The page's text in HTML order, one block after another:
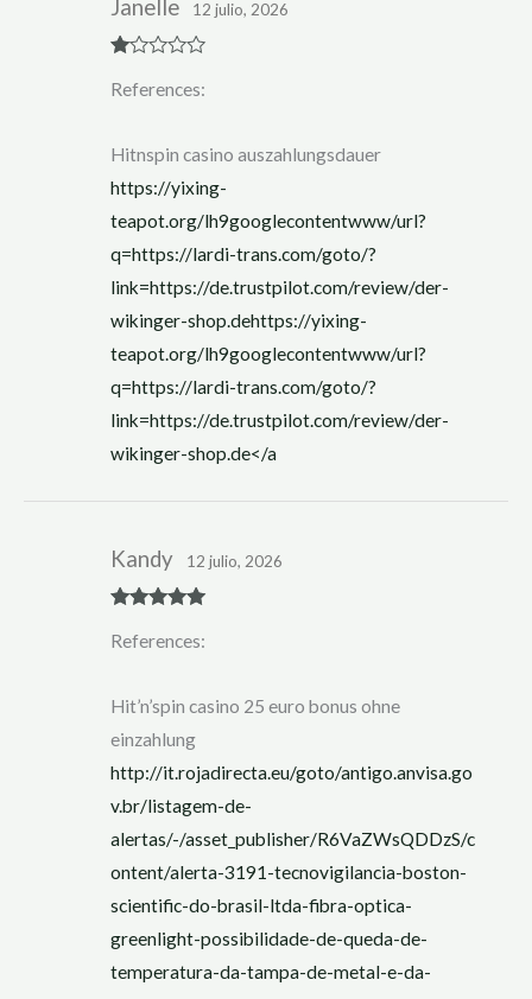
at
t
of
5
Janelle 12 julio, 2026
References:
Hitnspin casino auszahlungsdauer
https://yixing-
teapot.org/lh9googlecontentwww/url?
q=https://lardi-trans.com/goto/?
link=https://de.trustpilot.com/review/der-
wikinger-shop.dehttps://yixing-
teapot.org/lh9googlecontentwww/url?
q=https://lardi-trans.com/goto/?
link=https://de.trustpilot.com/review/der-
wikinger-shop.de</a
of 5
Kandy 12 julio, 2026
References:
Hit’n’spin casino 25 euro bonus ohne
einzahlung
http://it.rojadirecta.eu/goto/antigo.anvisa.go
v.br/listagem-de-
alertas/-/asset_publisher/R6VaZWsQDDzS/c
ontent/alerta-3191-tecnovigilancia-boston-
scientific-do-brasil-ltda-fibra-optica-
greenlight-possibilidade-de-queda-de-
temperatura-da-tampa-de-metal-e-da-